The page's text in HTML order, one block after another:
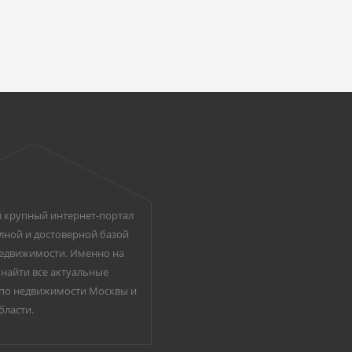
интернет-портал
и достоверной базой
Именно на
все актуальные
недвижимости Москвы и